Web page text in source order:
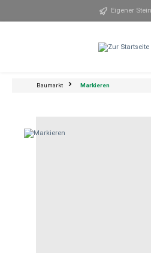
Eigener
Baumarkt Markieren